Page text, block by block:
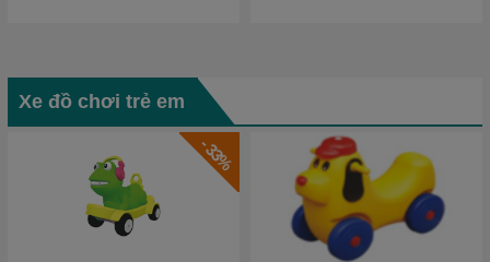
Xe đồ chơi trẻ em